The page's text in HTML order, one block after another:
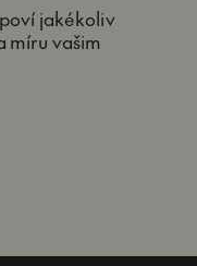
jakékoliv
míru vašim